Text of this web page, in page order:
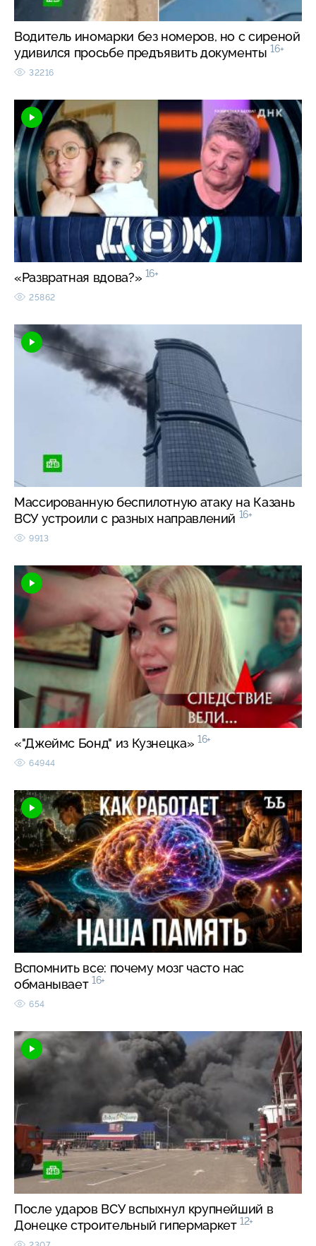
Водитель иномарки без номеров, но с сиреной
удивился просьбе предъявить документы 16+
32216
«Развратная вдова?» 16+
25862
Массированную беспилотную атаку на Казань
ВСУ устроили с разных направлений 16+
9913
«"Джеймс Бонд" из Кузнецка» 16+
64944
Вспомнить все: почему мозг часто нас
обманывает 16+
654
После ударов ВСУ вспыхнул крупнейший в
Донецке строительный гипермаркет 12+